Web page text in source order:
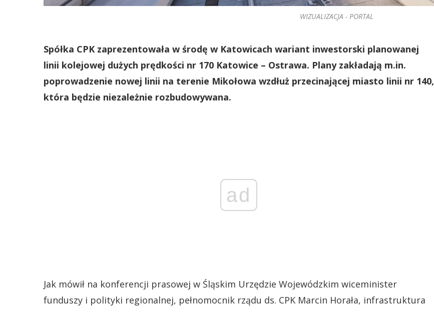
WIZUALIZACJA - PORTAL
Spółka CPK zaprezentowała w środę w Katowicach wariant inwestorski planowanej
linii kolejowej dużych prędkości nr 170 Katowice – Ostrawa. Plany zakładają m.in.
poprowadzenie nowej linii na terenie Mikołowa wzdłuż przecinającej miasto linii nr 140,
która będzie niezależnie rozbudowywana.
ad
Jak mówił na konferencji prasowej w Śląskim Urzędzie Wojewódzkim wiceminister
funduszy i polityki regionalnej, pełnomocnik rządu ds. CPK Marcin Horała, infrastruktura